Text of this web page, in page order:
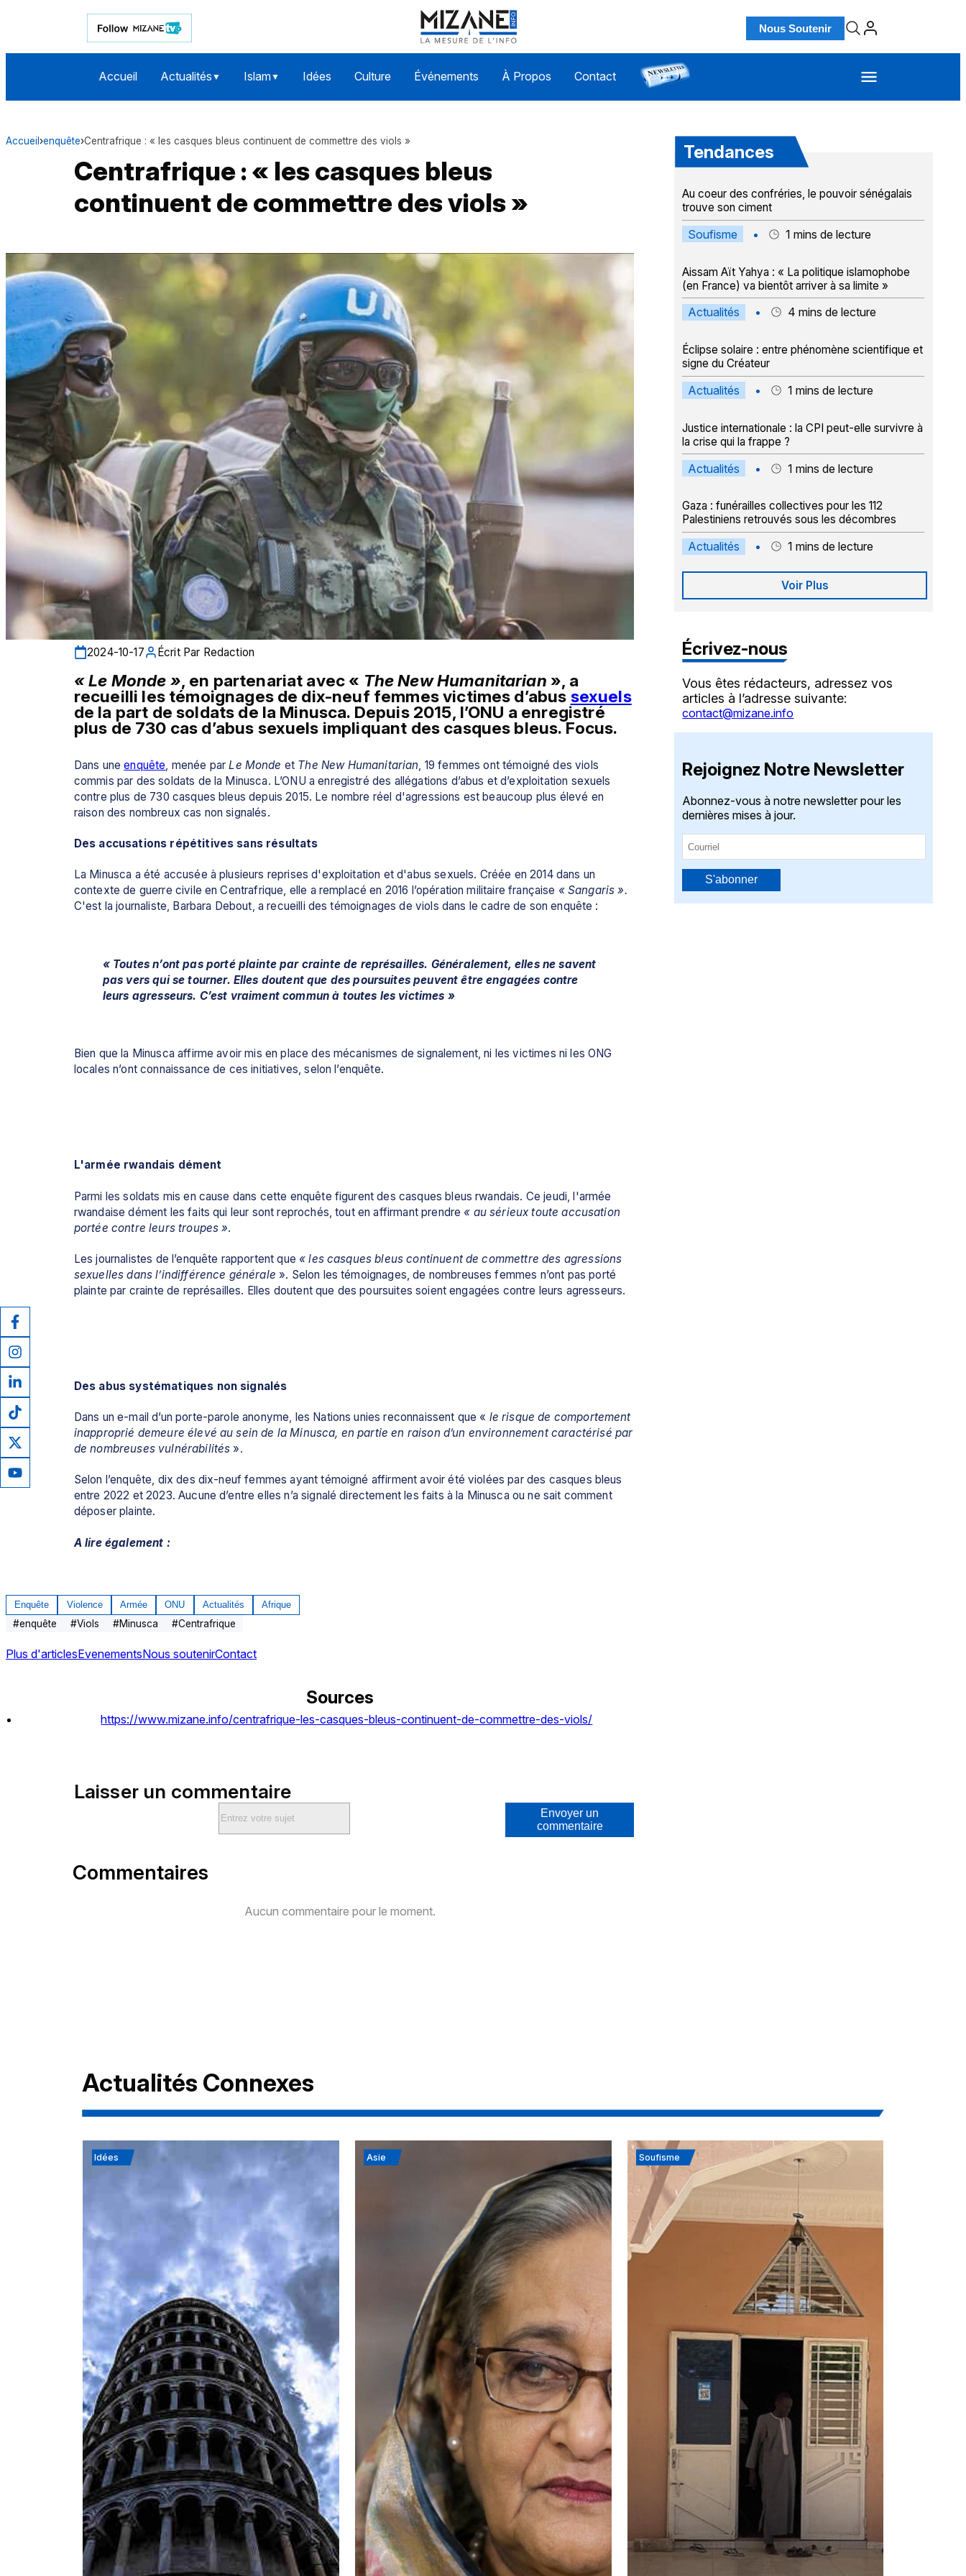
Nous Soutenir
Accueil Actualités ▼ Islam▼ Idées Culture Événements À Propos Contact
Accueil ›enquête›Centrafrique : « les casques bleus continuent de commettre des viols »
Centrafrique : « les casques bleus
continuent de commettre des viols »
2024-10-17 Écrit Par Redaction
« Le Monde », en partenariat avec « The New Humanitarian », a
recueilli les témoignages de dix-neuf femmes victimes d’abus sexuels
de la part de soldats de la Minusca. Depuis 2015, l’ONU a enregistré
plus de 730 cas d’abus sexuels impliquant des casques bleus. Focus.
Dans une enquête , menée par Le Monde et The New Humanitarian , 19 femmes ont témoigné des viols
commis par des soldats de la Minusca. L’ONU a enregistré des allégations d’abus et d’exploitation sexuels
contre plus de 730 casques bleus depuis 2015. Le nombre réel d'agressions est beaucoup plus élevé en
raison des nombreux cas non signalés.
Des accusations répétitives sans résultats
La Minusca a été accusée à plusieurs reprises d'exploitation et d'abus sexuels. Créée en 2014 dans un
contexte de guerre civile en Centrafrique, elle a remplacé en 2016 l’opération militaire française « Sangaris ».
C'est la journaliste, Barbara Debout, a recueilli des témoignages de viols dans le cadre de son enquête :
« Toutes n’ont pas porté plainte par crainte de représailles. Généralement, elles ne savent
pas vers qui se tourner. Elles doutent que des poursuites peuvent être engagées contre
leurs agresseurs. C’est vraiment commun à toutes les victimes »
Bien que la Minusca affirme avoir mis en place des mécanismes de signalement, ni les victimes ni les ONG
locales n’ont connaissance de ces initiatives, selon l’enquête.
L'armée rwandais dément
Parmi les soldats mis en cause dans cette enquête figurent des casques bleus rwandais. Ce jeudi, l'armée
rwandaise dément les faits qui leur sont reprochés, tout en affirmant prendre « au sérieux toute accusation
portée contre leurs troupes ».
Les journalistes de l’enquête rapportent que « les casques bleus continuent de commettre des agressions
sexuelles dans l’indifférence générale ». Selon les témoignages, de nombreuses femmes n’ont pas porté
plainte par crainte de représailles. Elles doutent que des poursuites soient engagées contre leurs agresseurs.
Des abus systématiques non signalés
Dans un e-mail d’un porte-parole anonyme, les Nations unies reconnaissent que « le risque de comportement
inapproprié demeure élevé au sein de la Minusca, en partie en raison d’un environnement caractérisé par
de nombreuses vulnérabilités ».
Selon l’enquête, dix des dix-neuf femmes ayant témoigné affirment avoir été violées par des casques bleus
entre 2022 et 2023. Aucune d’entre elles n’a signalé directement les faits à la Minusca ou ne sait comment
déposer plainte.
A lire également :
Enquête Violence Armée ONU Actualités Afrique
#enquête #Viols #Minusca #Centrafrique
Plus d'articlesEvenementsNous soutenirContact
Sources
https://www.mizane.info/centrafrique-les-casques-bleus-continuent-de-commettre-des-viols/
Laisser un commentaire
Envoyer un
commentaire
Commentaires
Aucun commentaire pour le moment.
Tendances
Au coeur des confréries, le pouvoir sénégalais
trouve son ciment
Soufisme • 1 mins de lecture
Aissam Aït Yahya : « La politique islamophobe
(en France) va bientôt arriver à sa limite »
Actualités • 4 mins de lecture
Éclipse solaire : entre phénomène scientifique et
signe du Créateur
Actualités • 1 mins de lecture
Justice internationale : la CPI peut-elle survivre à
la crise qui la frappe ?
Actualités • 1 mins de lecture
Gaza : funérailles collectives pour les 112
Palestiniens retrouvés sous les décombres
Actualités • 1 mins de lecture
Voir Plus
Écrivez-nous
Vous êtes rédacteurs, adressez vos
articles à l’adresse suivante:
contact@mizane.info
Rejoignez Notre Newsletter
Abonnez-vous à notre newsletter pour les
dernières mises à jour.
S'abonner
Actualités Connexes
Idées Asie Soufisme